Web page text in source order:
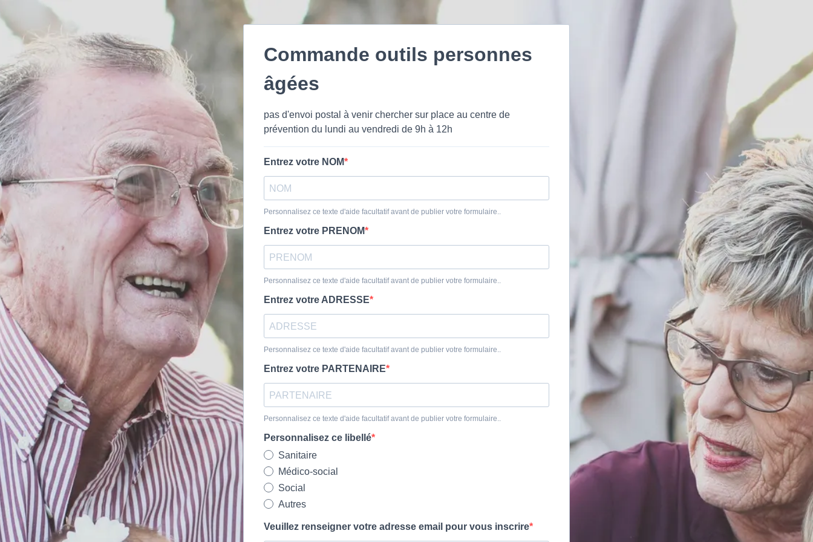
Commande outils personnes
âgées
pas d'envoi postal à venir chercher sur place au centre de
prévention du lundi au vendredi de 9h à 12h
Entrez votre NOM
Personnalisez ce texte d'aide facultatif avant de publier votre formulaire..
Entrez votre PRENOM
Personnalisez ce texte d'aide facultatif avant de publier votre formulaire..
Entrez votre ADRESSE
Personnalisez ce texte d'aide facultatif avant de publier votre formulaire..
Entrez votre PARTENAIRE
Personnalisez ce texte d'aide facultatif avant de publier votre formulaire..
Personnalisez ce libellé
Sanitaire
Médico-social
Social
Autres
Veuillez renseigner votre adresse email pour vous inscrire